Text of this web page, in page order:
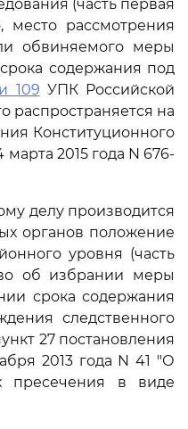
(часть первая
место рассмотрения
обвиняемого меры
содержания под
109 УПК Российской
распространяется на
Конституционного
2015 года N 676-
делу производится
органов положение
уровня (часть
об избрании меры
срока содержания
следственного
27 постановления
2013 года N 41 "О
пресечения в виде